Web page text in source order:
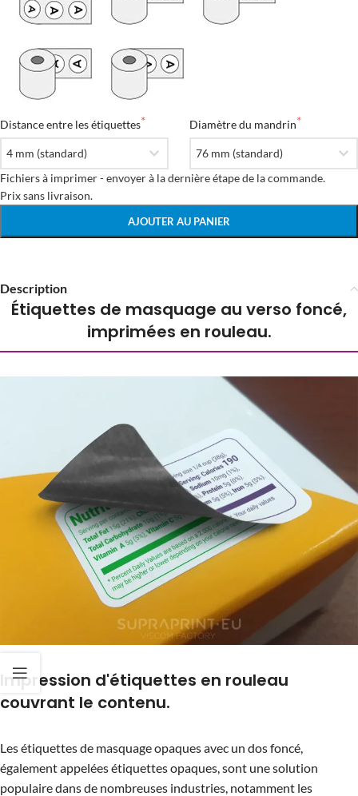
Distance entre les étiquettes Diamètre du mandrin
Fichiers à imprimer - envoyer à la dernière étape de la commande.
Prix ​​sans livraison.
AJOUTER AU PANIER
Description
Étiquettes de masquage au verso foncé,
imprimées en rouleau.
Impression d'étiquettes en rouleau
couvrant le contenu.
Les étiquettes de masquage opaques avec un dos foncé,
également appelées étiquettes opaques, sont une solution
populaire dans de nombreuses industries, notamment les